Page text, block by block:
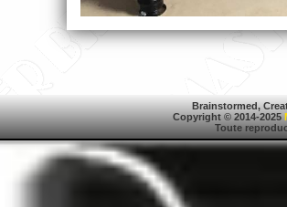
Brainstormed,
Copyright © 2014-2025
Toute